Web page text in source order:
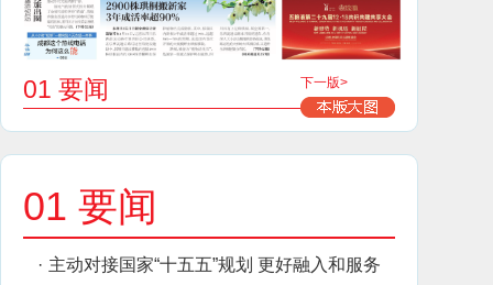
01 要闻 下一版>
01 要闻
· 主动对接国家“十五五”规划 更好融入和服务